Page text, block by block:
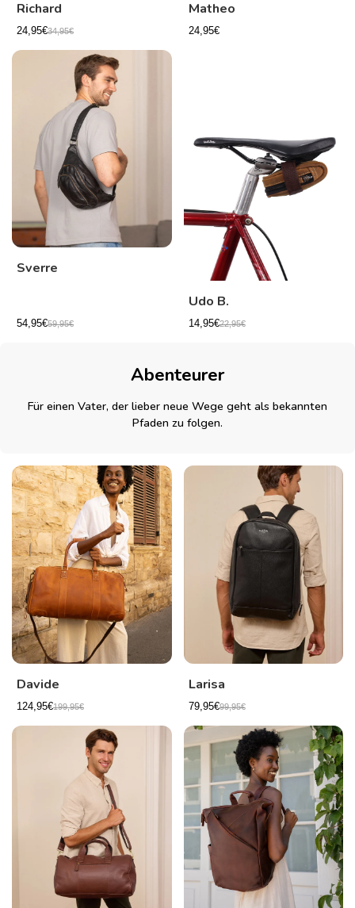
Richard
24,95€34,95€
Matheo
24,95€
Sverre
54,95€59,95€
Udo B.
14,95€22,95€
Abenteurer
Für einen Vater, der lieber neue Wege geht als bekannten
Pfaden zu folgen.
Davide
124,95€199,95€
Larisa
79,95€99,95€